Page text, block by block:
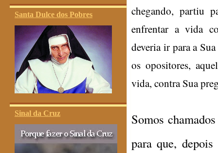
Santa Dulce dos Pobres
Sinal da Cruz
chegando, partiu
enfrentar a vida
deveria ir para a
os opositores,
vida, contra Sua
Somos
para que,